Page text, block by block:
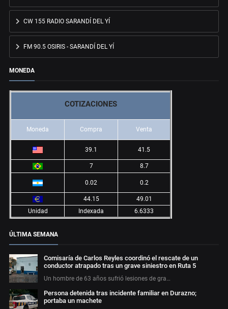
CW 155 RADIO SARANDÍ DEL YÍ
FM 90.5 OSIRIS - SARANDÍ DEL YÍ
MONEDA
COTIZACIONES
Moneda Compra Venta
39.1 41.5
7 8.7
0.02 0.2
44.15
49.01
Unidad
Indexada 6.6333
ÚLTIMA SEMANA
Comisaría de Carlos Reyles coordinó el rescate de un
conductor atrapado tras un grave siniestro en Ruta 5
Un hombre de 63 años sufrió lesiones de gra…
Persona detenida tras incidente familiar en Durazno;
portaba un machete